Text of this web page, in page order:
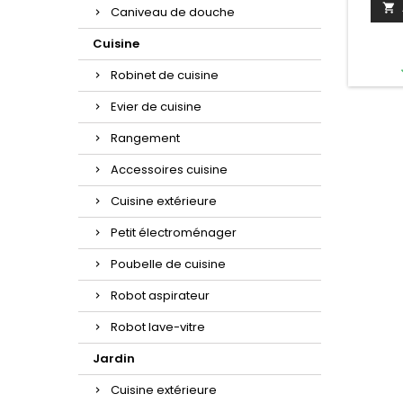
Caniveau de douche
Cuisine
Robinet de cuisine
Evier de cuisine
Rangement
Accessoires cuisine
Cuisine extérieure
Petit électroménager
Poubelle de cuisine
Robot aspirateur
Robot lave-vitre
Jardin
Cuisine extérieure
à
rempli
les
